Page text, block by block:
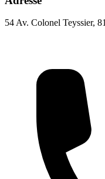
54 Av. Colonel Teyssier,